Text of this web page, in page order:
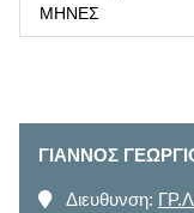
ΜΗΝΕΣ
ΓΙΑΝΝΟΣ
Διευθυνση: